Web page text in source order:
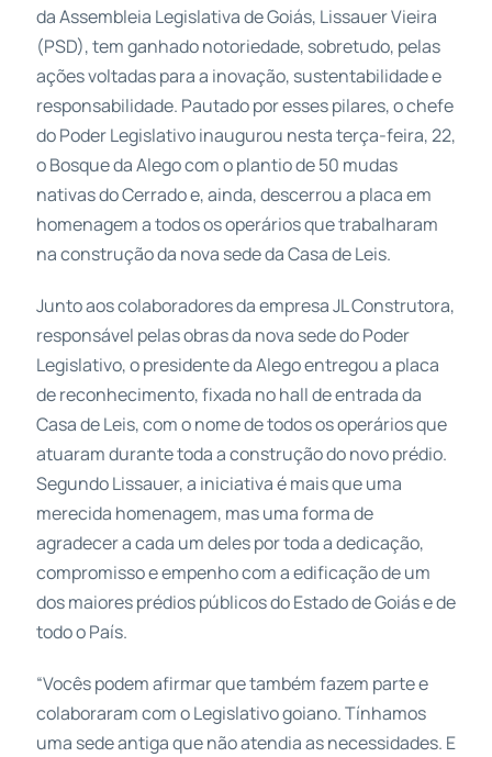
da Assembleia Legislativa de Goiás, Lissauer Vieira
(PSD), tem ganhado notoriedade, sobretudo, pelas
ações voltadas para a inovação, sustentabilidade e
responsabilidade. Pautado por esses pilares, o chefe
do Poder Legislativo inaugurou nesta terça-feira, 22,
o Bosque da Alego com o plantio de 50 mudas
nativas do Cerrado e, ainda, descerrou a placa em
homenagem a todos os operários que trabalharam
na construção da nova sede da Casa de Leis.
Junto aos colaboradores da empresa JL Construtora,
responsável pelas obras da nova sede do Poder
Legislativo, o presidente da Alego entregou a placa
de reconhecimento, fixada no hall de entrada da
Casa de Leis, com o nome de todos os operários que
atuaram durante toda a construção do novo prédio.
Segundo Lissauer, a iniciativa é mais que uma
merecida homenagem, mas uma forma de
agradecer a cada um deles por toda a dedicação,
compromisso e empenho com a edificação de um
dos maiores prédios públicos do Estado de Goiás e de
todo o País.
“Vocês podem afirmar que também fazem parte e
colaboraram com o Legislativo goiano. Tínhamos
uma sede antiga que não atendia as necessidades. E